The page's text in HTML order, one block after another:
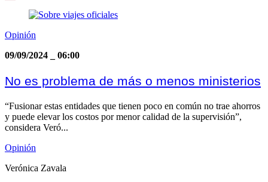
Opinión
09/09/2024
06:00
No es problema de más o menos ministerios
“Fusionar estas entidades que tienen poco en común no trae ahorros
y puede elevar los costos por menor calidad de la supervisión”,
considera Veró...
Opinión
Verónica Zavala